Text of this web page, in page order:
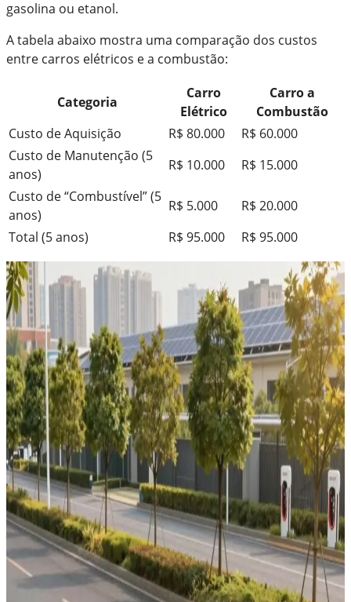
gasolina ou etanol.
A tabela abaixo mostra uma comparação dos custos
entre carros elétricos e a combustão:
Categoria
Carro
Elétrico
Carro a
Combustão
Custo de Aquisição
R$ 80.000
R$ 60.000
Custo de Manutenção (5
anos)
R$ 10.000
R$ 15.000
Custo de “Combustível” (5
anos)
R$ 5.000
R$ 20.000
Total (5 anos)
R$ 95.000 R$ 95.000